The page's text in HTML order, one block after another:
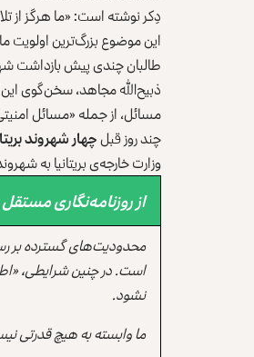
دِکر نوشته است: «ما هرگز از
این موضوع بزرگ‌ترین اولویت
طالبان چندی پیش بازداشت
ذبیح‌الله مجاهد، سخن‌گوی این
مسائل، از جمله «مسائل
چند روز قبلچهار شهروند
وزارت خارجه‌ی بریتانیا به
از روزنامه‌نگاری
محدودیت‌های گسترده بر
است. در چنین شرایطی،
نشود.
ما وابسته به هیچ قدرتی